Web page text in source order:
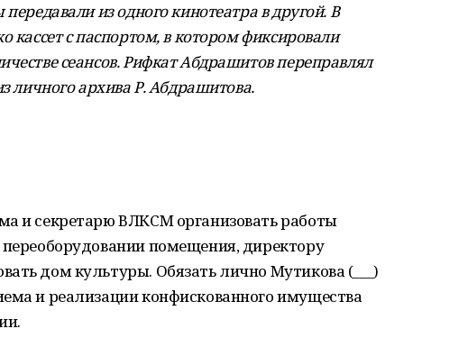
из одного кинотеатра в другой. В
кассет с паспортом, в котором фиксировали
сеансов. Рифкат Абдрашитов переправлял
личного архива Р. Абдрашитова.
и секретарю ВЛКСМ организовать работы
помещения, директору
дом культуры. Обязать лично Мутикова (___)
и реализации конфискованного имущества